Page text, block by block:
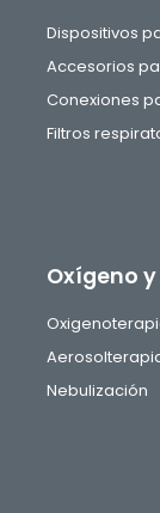
Dispositivos
Accesorios
Conexiones
Filtros
Oxígeno
Nebulización